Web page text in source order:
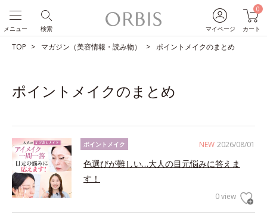
マイページ
0
カート
検索
メニュー
TOP マガジン（美容情報・読み物） ポイントメイクのまとめ
ポイントメイクのまとめ
NEW 2026/08/01
ポイントメイク
色選びが難しい…大人の目元悩みに答えま
す！
0 view